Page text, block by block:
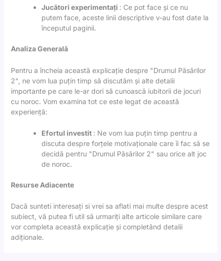
Jucători experimentați : Ce pot face și ce nu
putem face, aceste linii descriptive v-au fost date la
începutul paginii.
Analiza Generală
Pentru a încheia această explicație despre "Drumul Păsărilor
2", ne vom lua puțin timp să discutăm și alte detalii
importante pe care le-ar dori să cunoască iubitorii de jocuri
cu noroc. Vom examina tot ce este legat de această
experiență:
Efortul investit : Ne vom lua puțin timp pentru a
discuta despre forțele motivaționale care îi fac să se
decidă pentru "Drumul Păsărilor 2" sau orice alt joc
de noroc.
Resurse Adiacente
Dacă sunteti interesați si vrei sa aflati mai multe despre acest
subiect, vă putea fi util să urmariți alte articole similare care
vor completa această explicație și completând detalii
adiționale.